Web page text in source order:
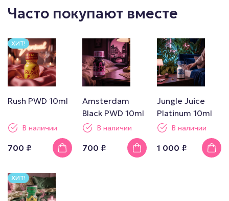
Часто покупают вместе
ХИТ!
Rush PWD 10ml
В наличии
700 ₽
Amsterdam
Black PWD 10ml
В наличии
700 ₽
Jungle Juice
Platinum 10ml
В наличии
1 000 ₽
ХИТ!